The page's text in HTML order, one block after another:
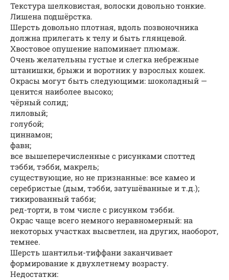
Текстура шелковистая, волоски довольно тонкие.
Лишена подшёрстка.
Шерсть довольно плотная, вдоль позвоночника
должна прилегать к телу и быть глянцевой.
Хвостовое опушение напоминает плюмаж.
Очень желательны густые и слегка небрежные
штанишки, брыжи и воротник у взрослых кошек.
Окрасы могут быть следующими: шоколадный —
ценится наиболее высоко;
чёрный солид;
лиловый;
голубой;
циннамон;
фавн;
все вышеперечисленные с рисунками споттед
тэбби, тэбби, макрель;
существующие, но не признанные: все камео и
серебристые (дым, тэбби, затушёванные и т.д.);
тикированный табби;
ред-торти, в том числе с рисунком тэбби.
Окрас чаще всего немного неравномерный: на
некоторых участках высветлен, на других, наоборот,
темнее.
Шерсть шантильи-тиффани заканчивает
формирование к двухлетнему возрасту.
Недостатки: